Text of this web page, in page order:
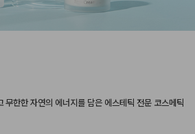
무한한 자연의 에너지를 담은 에스테틱 전문 코스메틱